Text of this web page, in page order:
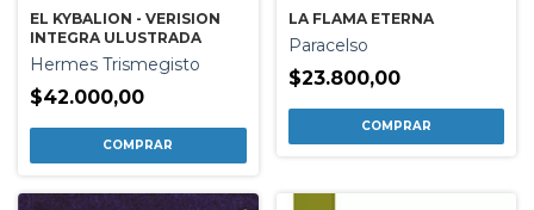
EL KYBALION - VERISION
INTEGRA ULUSTRADA
Hermes Trismegisto
$42.000,00
LA FLAMA ETERNA
Paracelso
$23.800,00